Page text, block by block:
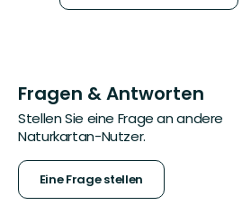
Fragen & Antworten
Stellen Sie eine Frage an andere
Naturkartan-Nutzer.
Eine Frage stellen